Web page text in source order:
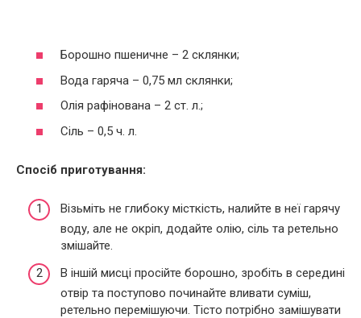
Борошно пшеничне – 2 склянки;
Вода гаряча – 0,75 мл склянки;
Олія рафінована – 2 ст. л.;
Сіль – 0,5 ч. л.
Спосіб приготування:
Візьміть не глибоку місткість, налийте в неї гарячу
воду, але не окріп, додайте олію, сіль та ретельно
змішайте.
В іншій мисці просійте борошно, зробіть в середині
отвір та поступово починайте вливати суміш,
ретельно перемішуючи. Тісто потрібно замішувати